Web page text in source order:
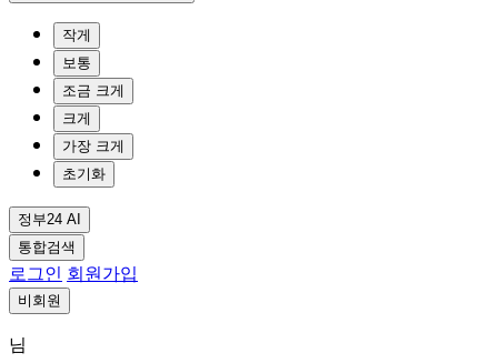
작게
보통
조금 크게
크게
가장 크게
초기화
정부24 AI
통합검색
로그인 회원가입
비회원
님